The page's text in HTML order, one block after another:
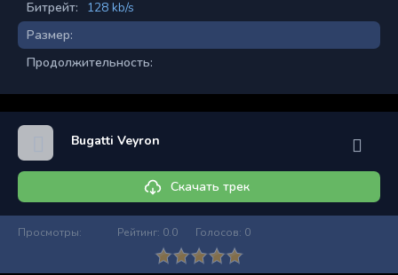
Битрейт:
128 kb/s
Размер:
Продолжительность:
Bugatti Veyron
Скачать трек
Просмотры: Рейтинг: 0.0 Голосов: 0